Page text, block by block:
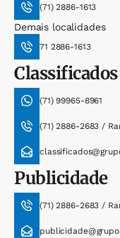
(71) 2886-1613
Demais localidades
71 2886-1613
Classificados
(71) 99965-8961
(71) 2886-2683 /
Publicidade
(71) 2886-2683 /